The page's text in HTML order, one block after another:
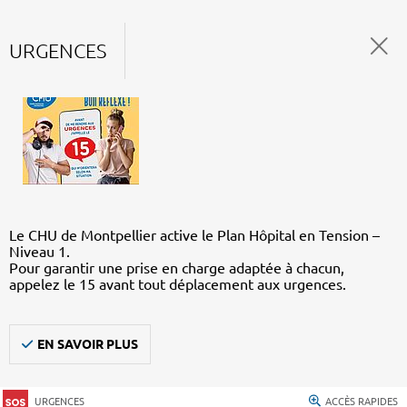
URGENCES
Le CHU de Montpellier active le Plan Hôpital en Tension –
Niveau 1.
Pour garantir une prise en charge adaptée à chacun,
appelez le 15 avant tout déplacement aux urgences.
EN SAVOIR PLUS
URGENCES ACCÈS RAPIDES